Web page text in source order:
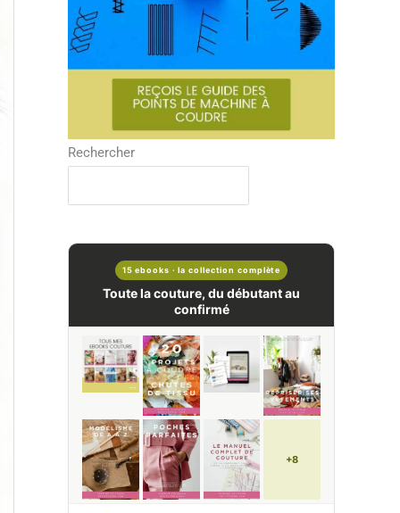
Rechercher
15 ebooks · la collection complète
Toute la couture, du débutant au
confirmé
+8